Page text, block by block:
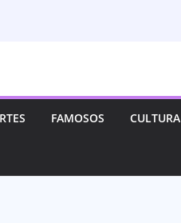
FAMOSOS CULTURA